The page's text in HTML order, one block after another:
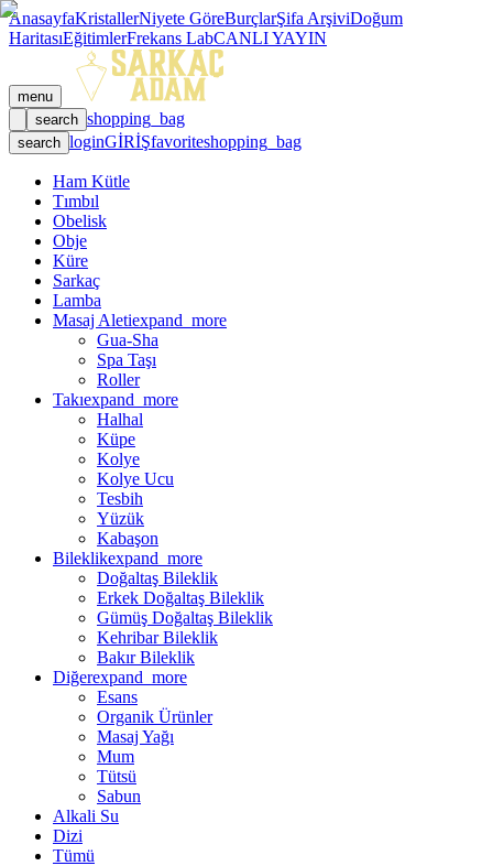
AnasayfaKristallerNiyete GöreBurçlarŞifa ArşiviDoğum
HaritasıEğitimlerFrekans LabCANLI YAYIN
menu
search shopping_bag
search loginGİRİŞfavoriteshopping_bag
Ham Kütle
Tımbıl
Obelisk
Obje
Küre
Sarkaç
Lamba
Masaj Aletiexpand_more
Gua-Sha
Spa Taşı
Roller
Takıexpand_more
Halhal
Küpe
Kolye
Kolye Ucu
Tesbih
Yüzük
Kabaşon
Bileklikexpand_more
Doğaltaş Bileklik
Erkek Doğaltaş Bileklik
Gümüş Doğaltaş Bileklik
Kehribar Bileklik
Bakır Bileklik
Diğerexpand_more
Esans
Organik Ürünler
Masaj Yağı
Mum
Tütsü
Sabun
Alkali Su
Dizi
Tümü